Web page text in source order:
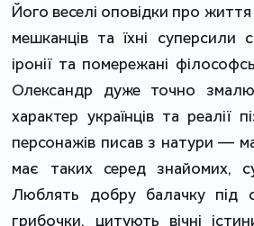
Його веселі оповідки про
мешканців та їхні суперсили
іронії та помережані
Олександр дуже точно
характер українців та реалії
персонажів писав з натури —
має таких серед знайомих,
Люблять добру балачку під
грибочки, цитують вічні